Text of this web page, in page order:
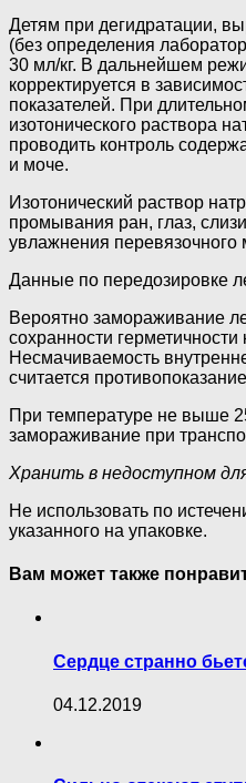
Детям при дегидратации,
(без определения
30 мл/кг. В дальнейшем
корректируется в
показателей. При
изотонического раствора
проводить контроль
и моче.
Изотонический раствор
промывания ран, глаз,
увлажнения перевязочного
Данные по передозировке
Вероятно замораживание
сохранности герметичности
Несмачиваемость
считается
При температуре не выше
замораживание при
Хранить в недоступном
Не использовать по
указанного на упаковке.
Вам может также
Сердце странно
04.12.2019